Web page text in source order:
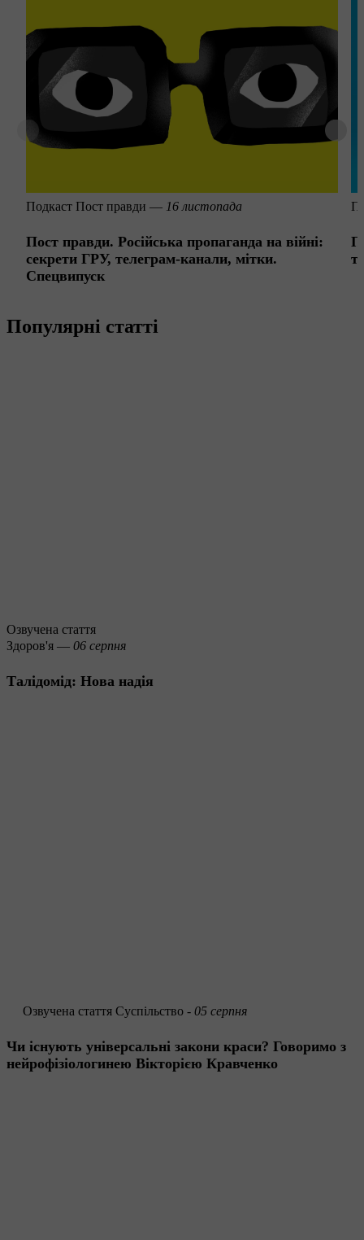
Подкаст Пост правди — 16 листопада
Пост правди. Російська пропаганда на війні:
секрети ГРУ, телеграм-канали, мітки.
Спецвипуск
Популярні статті
Озвучена стаття
Здоров'я — 06 серпня
Талідомід: Нова надія
Озвучена стаття Суспільство - 05 серпня
Чи існують універсальні закони краси? Говоримо з
нейрофізіологинею Вікторією Кравченко